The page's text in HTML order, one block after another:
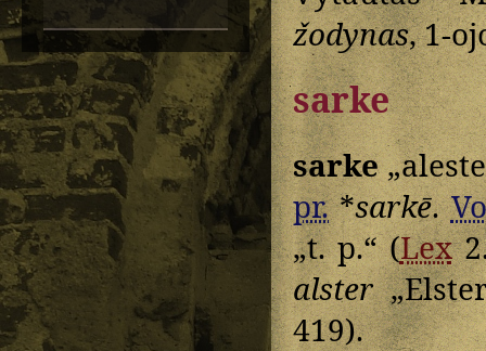
žodynas, 1-
sarke
sarke
pr.*sarkē.
„t. p.“ (Lex
alster
419).